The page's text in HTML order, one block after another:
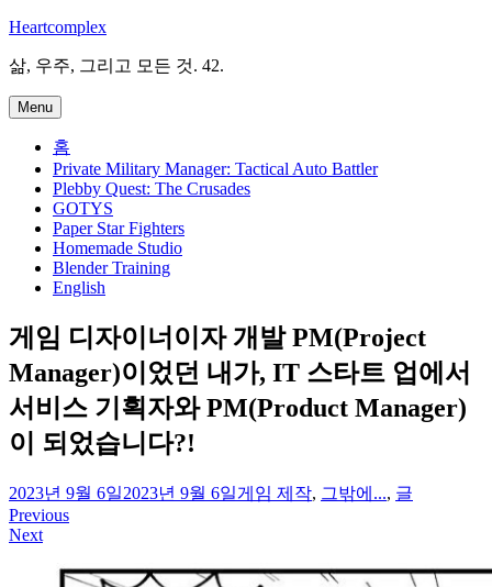
Skip
content
Heartcomplex
삶, 우주, 그리고 모든 것. 42.
Menu
홈
Private Military Manager: Tactical Auto Battler
Plebby Quest: The Crusades
GOTYS
Paper Star Fighters
Homemade Studio
Blender Training
English
게임 디자이너이자 개발 PM(Project
Manager)이었던 내가, IT 스타트 업에서
서비스 기획자와 PM(Product Manager)
이 되었습니다?!
irene
2023년 9월 6일2023년 9월 6일게임 제작, 그밖에..., 글
글
Previous
Next